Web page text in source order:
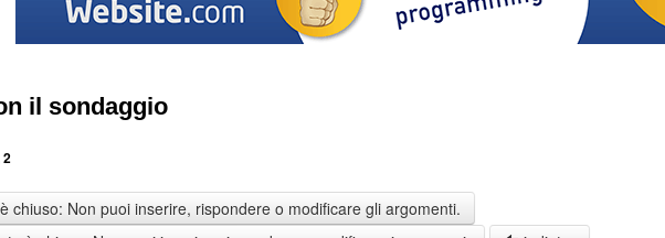
il sondaggio
2
chiuso: Non puoi inserire, rispondere o modificare gli argomenti.